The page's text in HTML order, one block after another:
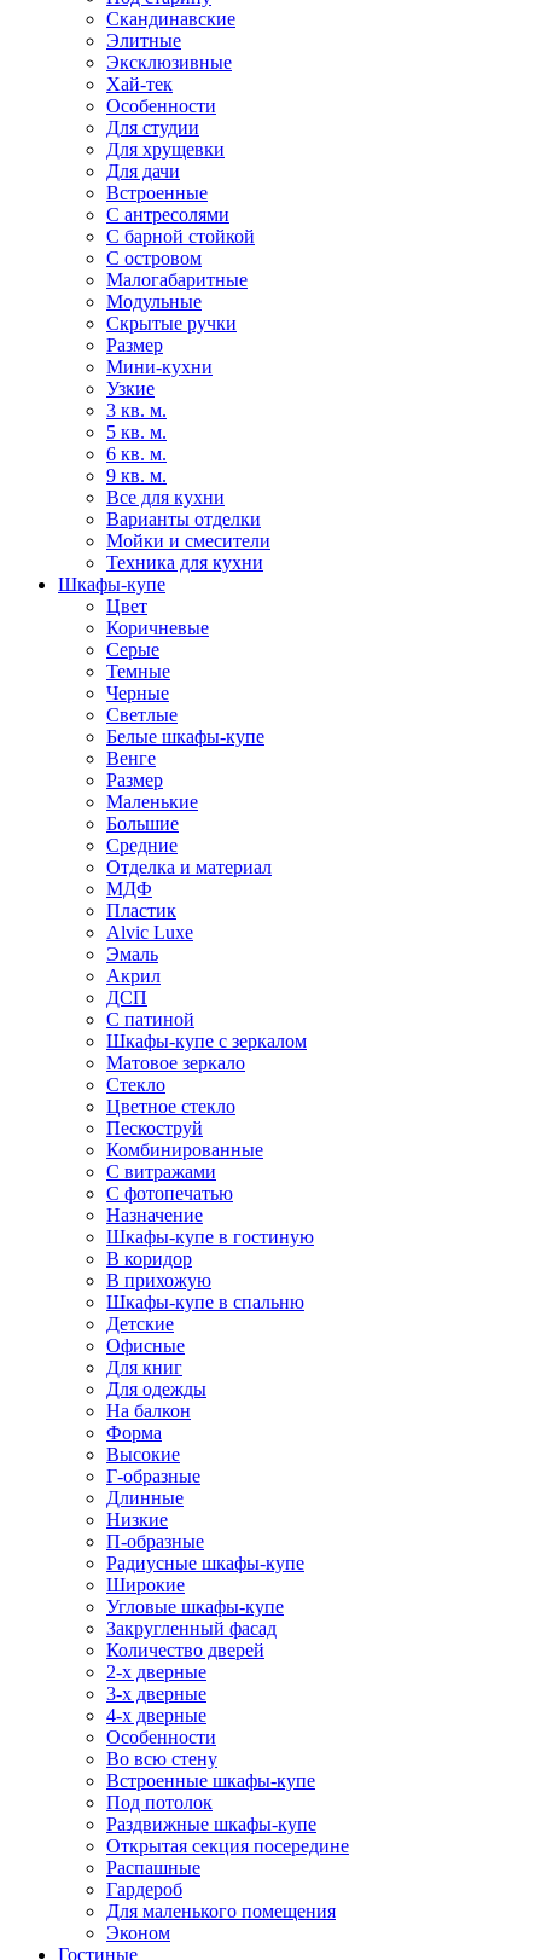
Скандинавские
Элитные
Эксклюзивные
Хай-тек
Особенности
Для студии
Для хрущевки
Для дачи
Встроенные
С антресолями
С барной стойкой
С островом
Малогабаритные
Модульные
Скрытые ручки
Размер
Мини-кухни
Узкие
3 кв. м.
5 кв. м.
6 кв. м.
9 кв. м.
Все для кухни
Варианты отделки
Мойки и смесители
Техника для кухни
Шкафы-купе
Цвет
Коричневые
Серые
Темные
Черные
Светлые
Белые шкафы-купе
Венге
Размер
Маленькие
Большие
Средние
Отделка и материал
МДФ
Пластик
Alvic Luxe
Эмаль
Акрил
ДСП
С патиной
Шкафы-купе с зеркалом
Матовое зеркало
Стекло
Цветное стекло
Пескоструй
Комбинированные
С витражами
С фотопечатью
Назначение
Шкафы-купе в гостиную
В коридор
В прихожую
Шкафы-купе в спальню
Детские
Офисные
Для книг
Для одежды
На балкон
Форма
Высокие
Г-образные
Длинные
Низкие
П-образные
Радиусные шкафы-купе
Широкие
Угловые шкафы-купе
Закругленный фасад
Количество дверей
2-х дверные
3-х дверные
4-х дверные
Особенности
Во всю стену
Встроенные шкафы-купе
Под потолок
Раздвижные шкафы-купе
Открытая секция посередине
Распашные
Гардероб
Для маленького помещения
Эконом
Гостиные